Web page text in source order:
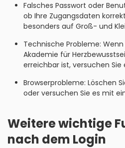
Falsches Passwort oder
ob Ihre Zugangsdaten
besonders auf Groß- und
Technische Probleme:
Akademie für
erreichbar ist, versuchen Sie
Browserprobleme: Löschen
oder versuchen Sie es mit
Weitere wichtige
nach dem Login